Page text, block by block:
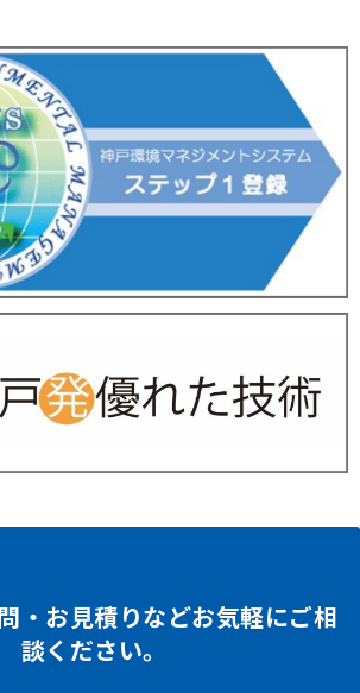
・お見積りなどお気軽にご相
談ください。